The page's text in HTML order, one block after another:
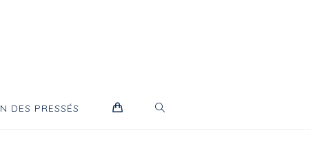
DES PRESSÉS TOGGLE